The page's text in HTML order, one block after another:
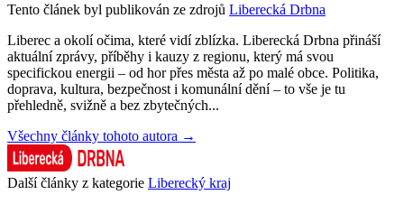
Tento článek byl publikován ze zdrojů Liberecká Drbna
Liberec a okolí očima, které vidí zblízka. Liberecká Drbna přináší
aktuální zprávy, příběhy i kauzy z regionu, který má svou
specifickou energii – od hor přes města až po malé obce. Politika,
doprava, kultura, bezpečnost i komunální dění – to vše je tu
přehledně, svižně a bez zbytečných...
Všechny články tohoto autora →
Další články z kategorie Liberecký kraj